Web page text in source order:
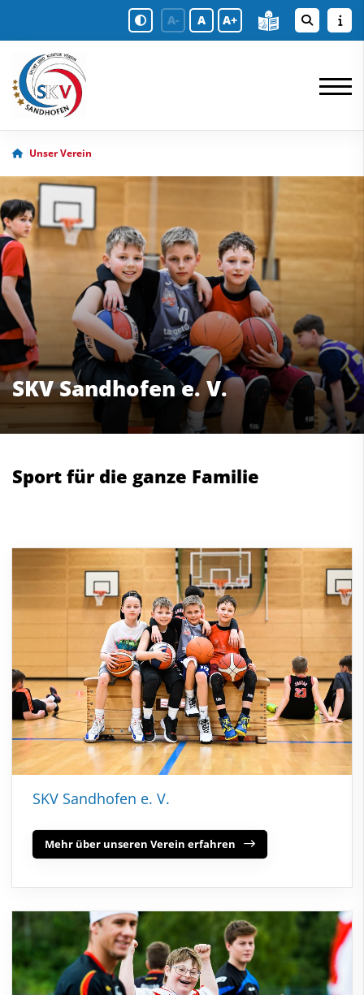
A- A A+
Unser Verein
SKV Sandhofen e. V.
Sport für die ganze Familie
SKV Sandhofen e. V.
Mehr über unseren Verein erfahren